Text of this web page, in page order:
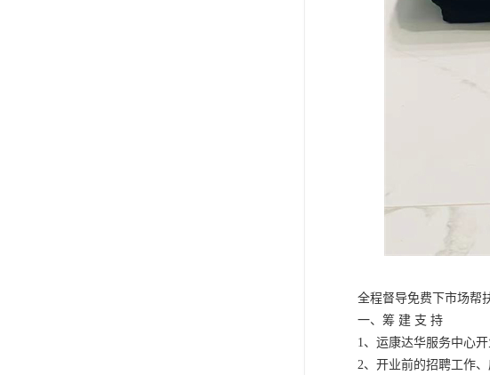
全程督导免费下市场帮
一、筹 建 支 持
1、运康达华服务中心
2、开业前的招聘工作